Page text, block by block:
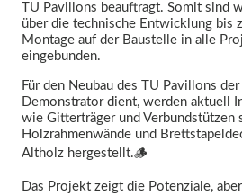
TU Pavillons beauftragt. Somit sind
über die technische Entwicklung bis
Montage auf der Baustelle in alle
eingebunden.
Für den Neubau des TU Pavillons
Demonstrator dient, werden aktuell
wie Gitterträger und Verbundstützen
Holzrahmenwände und
Altholz hergestellt.🪵
Das Projekt zeigt die Potenziale,